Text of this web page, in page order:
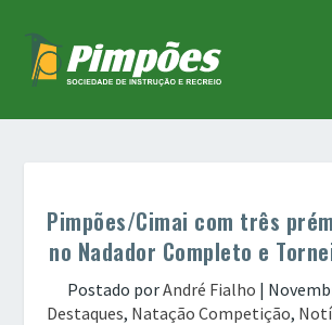
Pimpões/Cimai com três
no Nadador Completo e
Postado porAndré Fialho |
Destaques, Natação Competição,